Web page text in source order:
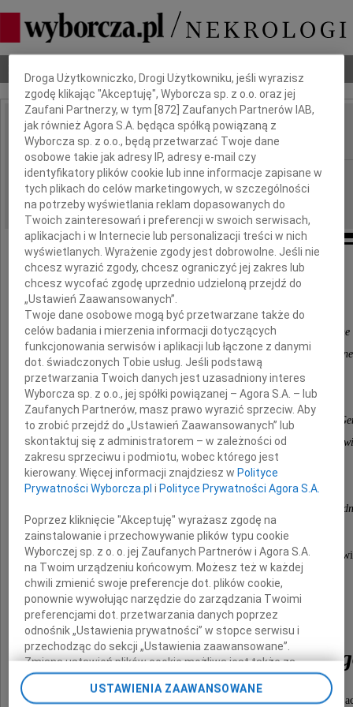
IMIĘ I NAZWISKO: Krzysztof Swinarski
REGION: Poznań
DATA EMISJI: 31.08.2018
Renata Swinarska-Gillioz (Genewa)
Carlos George Claa (Argentyna)
Sébastien i Emmanuelle Werner Gillioz, Matteo i Romane
Fabien i Valentina Gillioz-Toni, Asia i Ulysse
Krzysztof i Małgorzata Warowny Mazurczak,
Marysia i Tomek (Warszawa)
Zofia i Rafael Swinarski Huber, Krystyna i Antoni
Wojciech i Hanna Swinarski Hellmann, ich dzieci i
wraz
z krewnymi i przyjaciółmi
w Polsce, Szwajcarii, Argentynie, Brazylii i Stanach
wyrażają smutek w związku ze śmiercią w
21 sierpnia 2018 roku, w wieku 77 lat
Krzysztofa
Brata, Wuja, Dziadka stryjecznego, Kuzyna i
Dbamy o Twoją prywatność
Droga Użytkowniczko, Drogi Użytkowniku, jeśli wyrazisz
zgodę klikając "Akceptuję", Wyborcza sp. z o.o. oraz jej
Zaufani Partnerzy, w tym [872 ] Zaufanych Partnerów IAB,
jak również Agora S.A. będąca spółką powiązaną z
Wyborcza sp. z o.o., będą przetwarzać Twoje dane
osobowe takie jak adresy IP, adresy e-mail czy
identyfikatory plików cookie lub inne informacje zapisane w
tych plikach do celów marketingowych, w szczególności
na potrzeby wyświetlania reklam dopasowanych do
Twoich zainteresowań i preferencji w swoich serwisach,
aplikacjach i w Internecie lub personalizacji treści w nich
wyświetlanych. Wyrażenie zgody jest dobrowolne. Jeśli nie
chcesz wyrazić zgody, chcesz ograniczyć jej zakres lub
chcesz wycofać zgodę uprzednio udzieloną przejdź do
„Ustawień Zaawansowanych”.
Twoje dane osobowe mogą być przetwarzane także do
celów badania i mierzenia informacji dotyczących
funkcjonowania serwisów i aplikacji lub łączone z danymi
dot. świadczonych Tobie usług. Jeśli podstawą
przetwarzania Twoich danych jest uzasadniony interes
Wyborcza sp. z o.o., jej spółki powiązanej – Agora S.A. – lub
Zaufanych Partnerów, masz prawo wyrazić sprzeciw. Aby
to zrobić przejdź do „Ustawień Zaawansowanych” lub
skontaktuj się z administratorem – w zależności od
zakresu sprzeciwu i podmiotu, wobec którego jest
kierowany. Więcej informacji znajdziesz w Polityce
Prywatności Wyborcza.pl i Polityce Prywatności Agora S.A.
Poprzez kliknięcie "Akceptuję" wyrażasz zgodę na
zainstalowanie i przechowywanie plików typu cookie
Wyborczej sp. z o. o. jej Zaufanych Partnerów i Agora S.A.
na Twoim urządzeniu końcowym. Możesz też w każdej
chwili zmienić swoje preferencje dot. plików cookie,
ponownie wywołując narzędzie do zarządzania Twoimi
preferencjami dot. przetwarzania danych poprzez
odnośnik „Ustawienia prywatności” w stopce serwisu i
przechodząc do sekcji „Ustawienia zaawansowane”.
Zmiana ustawień plików cookie możliwa jest także za
pomocą ustawień przeglądarki.
USTAWIENIA ZAAWANSOWANE